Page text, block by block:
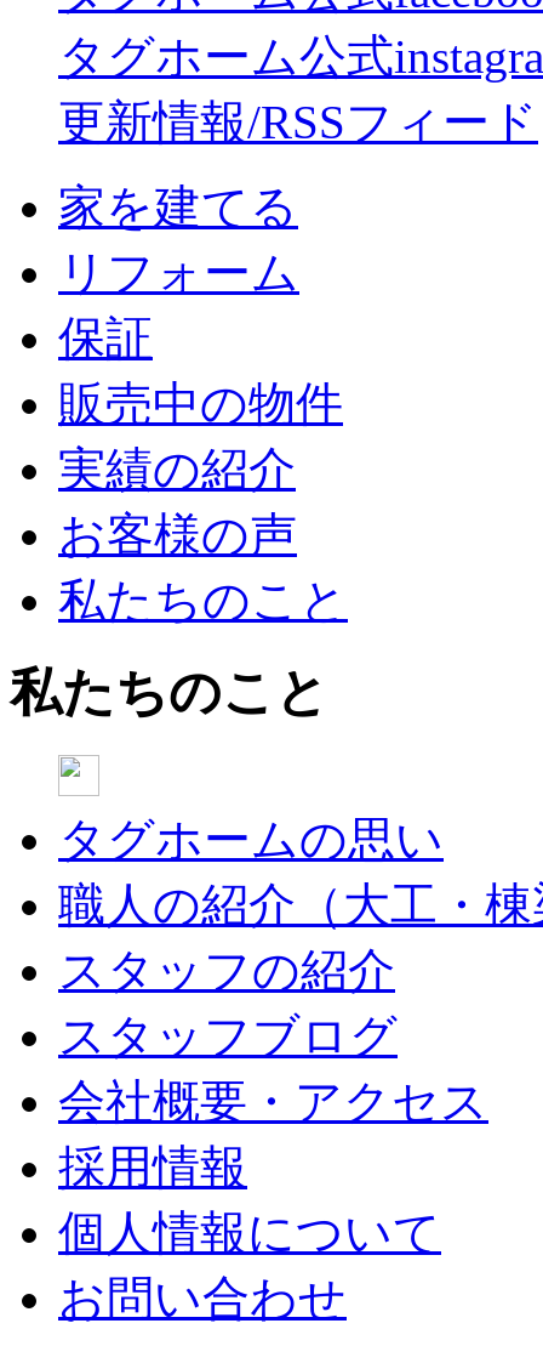
タグホーム公式
更新情報/RSSフィード
家を建てる
リフォーム
保証
販売中の物件
実績の紹介
お客様の声
私たちのこと
私たちのこと
タグホームの思い
職人の紹介（大工・
スタッフの紹介
スタッフブログ
会社概要・アクセス
採用情報
個人情報について
お問い合わせ